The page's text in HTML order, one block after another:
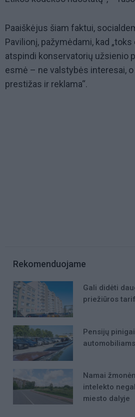
Paaiškėjus šiam faktui,
Pavilionį, pažymėdami, kad
atspindi konservatorių užsienio
esmė – ne valstybės interesai,
prestižas ir reklama“.
Rekomenduojame
Gali didėti
priežiūros
Pensijų
automobiliams
Namai
intelekto
miesto dalyje